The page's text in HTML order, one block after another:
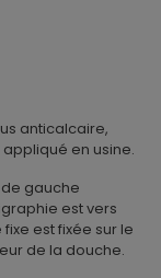
anticalcaire,
appliqué en usine.
de gauche
est vers
est fixée sur le
de la douche.